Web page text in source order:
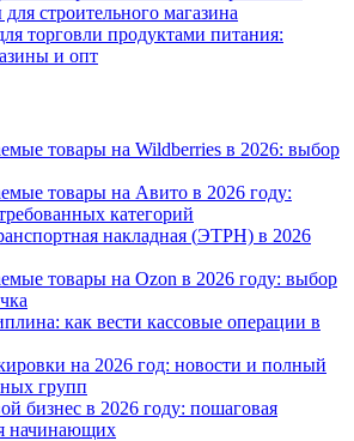
строительного магазина
торговли продуктами питания:
и опт
товары на Wildberries в 2026: выбор
товары на Авито в 2026 году:
категорий
накладная (ЭТРН) в 2026
товары на Ozon в 2026 году: выбор
как вести кассовые операции в
на 2026 год: новости и полный
групп
бизнес в 2026 году: пошаговая
начинающих